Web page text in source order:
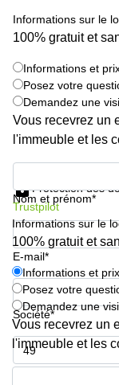
Coworking
Bienne
Coworking
Nyon
Coworking
Salle
de
réunion
Zurich
Salles
de
réunion
Genève
Salle de
réunion
Lausanne
5 Genève
Casa-
Bamba
1-3
Genève
Rue de
69
Avenue
Louis-
Casaï
18
Genève
Quai
de l’Ile
13
Genève
Route
Informations sur le
100% gratuit et
Informations et
Posez votre
Demandez une
Vous recevrez un
l'immeuble et les
Nom et prénom*
E-mail*
Société*
Numéro de
Protection des
Trustpilot
Informations sur le
100% gratuit et
Informations et prix
Posez votre
Demandez une
Vous recevrez un
l'immeuble et les